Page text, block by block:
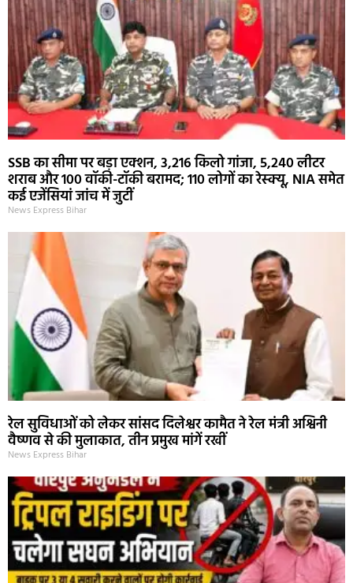
SSB का सीमा पर बड़ा एक्शन, 3,216 किलो गांजा, 5,240 लीटर
शराब और 100 वॉकी-टॉकी बरामद; 110 लोगों का रेस्क्यू, NIA समेत
कई एजेंसियां जांच में जुटीं
News Express Bihar
रेल सुविधाओं को लेकर सांसद दिलेश्वर कामैत ने रेल मंत्री अश्विनी
वैष्णव से की मुलाकात, तीन प्रमुख मांगें रखीं
News Express Bihar